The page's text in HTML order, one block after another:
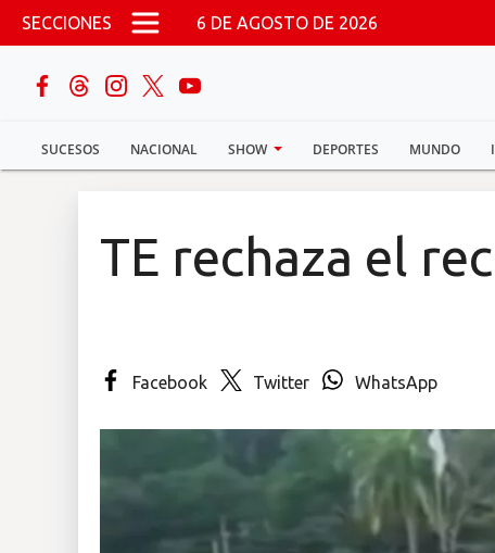
Pasar al contenido principal
SECCIONES 6 DE AGOSTO DE 2026
SUCESOS NACIONAL SHOW DEPORTES MUNDO
buscar
Sucesos
TE rechaza el
Facebook Twitter WhatsApp